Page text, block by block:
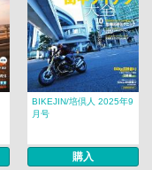
BIKEJIN/培倶人 2025年9
月号
購入